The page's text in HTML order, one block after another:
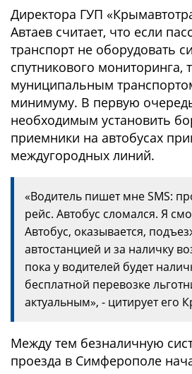
Директора ГУП
Автаев считает, что если
транспорт не оборудовать
спутникового мониторинга,
муниципальным
минимуму. В первую
необходимым установить
приемники на автобусах
междугородных линий.
«Водитель пишет мне SMS:
рейс. Автобус сломался. Я
Автобус, оказывается,
автостанцией и за наличку
пока у водителей будет
бесплатной перевозке
актуальным», - цитирует его
Между тем безналичную
проезда в Симферополе